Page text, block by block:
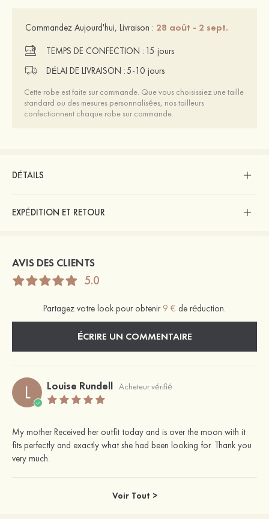
Commandez Aujourd'hui, Livraison : 28 août - 2 sept.
TEMPS DE CONFECTION : 15 jours
DÉLAI DE LIVRAISON :5-10 jours
Cette robe est faite sur commande. Que vous choisissiez une taille
standard ou des mesures personnalisées, nos tailleurs
confectionnent chaque robe sur commande.
DÉTAILS
EXPÉDITION ET RETOUR
AVIS DES CLIENTS
5.0
Partagez votre look pour obtenir 9 € de réduction.
ÉCRIRE UN COMMENTAIRE
L Louise Rundell Acheteur vérifié
My mother Received her outfit today and is over the moon with it
fits perfectly and exactly what she had been looking for. Thank you
very much.
Voir Tout >